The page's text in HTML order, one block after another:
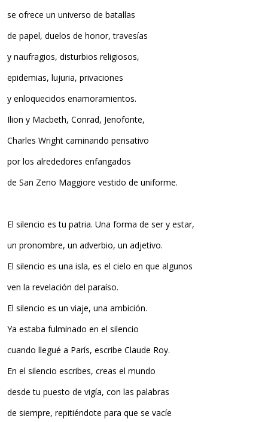
se ofrece un universo de batallas
de papel, duelos de honor, travesías
y naufragios, disturbios religiosos,
epidemias, lujuria, privaciones
y enloquecidos enamoramientos.
Ilion y Macbeth, Conrad, Jenofonte,
Charles Wright caminando pensativo
por los alrededores enfangados
de San Zeno Maggiore vestido de uniforme.
El silencio es tu patria. Una forma de ser y estar,
un pronombre, un adverbio, un adjetivo.
El silencio es una isla, es el cielo en que algunos
ven la revelación del paraíso.
El silencio es un viaje, una ambición.
Ya estaba fulminado en el silencio
cuando llegué a París, escribe Claude Roy.
En el silencio escribes, creas el mundo
desde tu puesto de vigía, con las palabras
de siempre, repitiéndote para que se vacíe